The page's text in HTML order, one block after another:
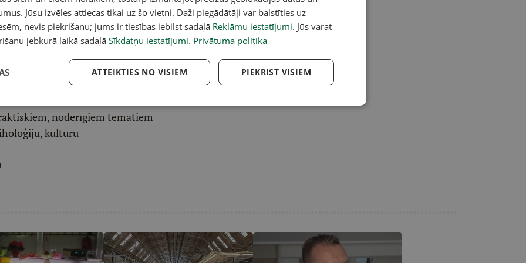
saņem padziļinātu LASI.LV galvenā redaktora
interviju apkopojumu.
Latvijas Medijužurnālistu un autoru
noderīgiem tematiem
kultūru
Jūsu izvēles attiecas tikai uz šo vietni. Daži piegādātāji var balstīties uz
nevis piekrišanu; jums ir tiesības iebilst sadaļā Reklāmu iestatījumi. Jūs varat
jebkurā laikā sadaļāSīkdatņu iestatījumi. Privātuma politika
PIEKRIST VISIEM
ATTEIKTIES NO VISIEM